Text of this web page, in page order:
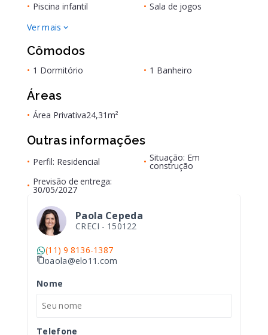
• Piscina infantil • Sala de jogos
Ver mais
Cômodos
• 1 Dormitório • 1 Banheiro
Áreas
• Área Privativa24,31m²
Outras informações
• Perfil: Residencial • Situação: Em
construção
• Previsão de entrega:
30/05/2027
Paola Cepeda
CRECI - 150122
(11) 9 8136-1387
paola@elo11.com
Nome
Telefone